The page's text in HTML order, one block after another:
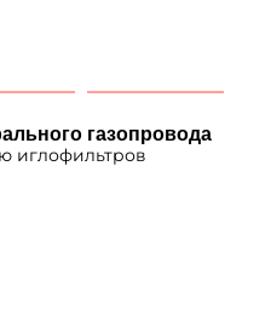
газопровода
иглофильтров